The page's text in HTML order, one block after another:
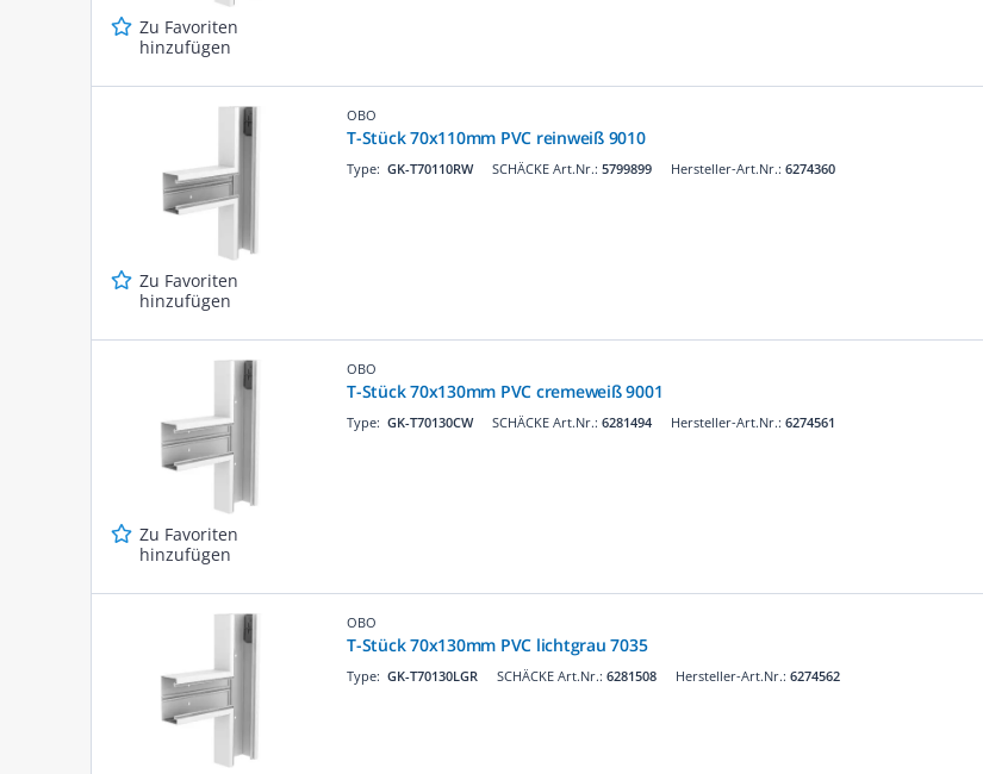
Zu Favoriten
hinzufügen
Zu Favoriten
hinzufügen
OBO
T-Stück 70x110mm PVC reinweiß 9010
SCHÄCKE Art.Nr.: 5799899
Type: GK-T70110RW Hersteller-Art.Nr.: 6274360
Zu Favoriten
hinzufügen
OBO
T-Stück 70x130mm PVC cremeweiß 9001
SCHÄCKE Art.Nr.: 6281494
Type: GK-T70130CW Hersteller-Art.Nr.: 6274561
OBO
T-Stück 70x130mm PVC lichtgrau 7035
SCHÄCKE Art.Nr.: 6281508
Type: GK-T70130LGR Hersteller-Art.Nr.: 6274562